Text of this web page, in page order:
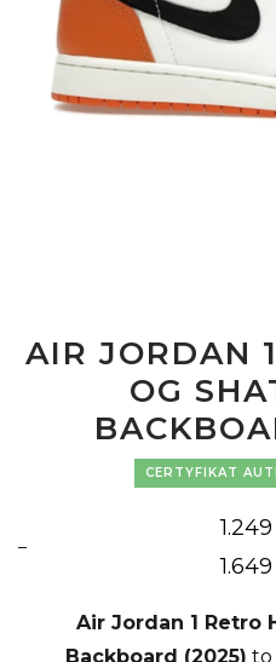
AIR JORDAN
OG
CERTYFIKAT
1.249
–
1.649
Zakres
Air Jordan 1 Retro
Backboard (2025) to